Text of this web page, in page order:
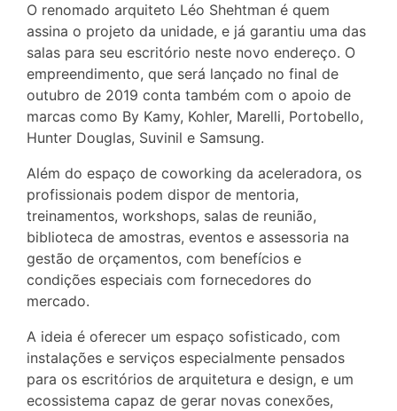
O renomado arquiteto Léo Shehtman é quem
assina o projeto da unidade, e já garantiu uma das
salas para seu escritório neste novo endereço. O
empreendimento, que será lançado no final de
outubro de 2019 conta também com o apoio de
marcas como By Kamy, Kohler, Marelli, Portobello,
Hunter Douglas, Suvinil e Samsung.
Além do espaço de coworking da aceleradora, os
profissionais podem dispor de mentoria,
treinamentos, workshops, salas de reunião,
biblioteca de amostras, eventos e assessoria na
gestão de orçamentos, com benefícios e
condições especiais com fornecedores do
mercado.
A ideia é oferecer um espaço sofisticado, com
instalações e serviços especialmente pensados
para os escritórios de arquitetura e design, e um
ecossistema capaz de gerar novas conexões,